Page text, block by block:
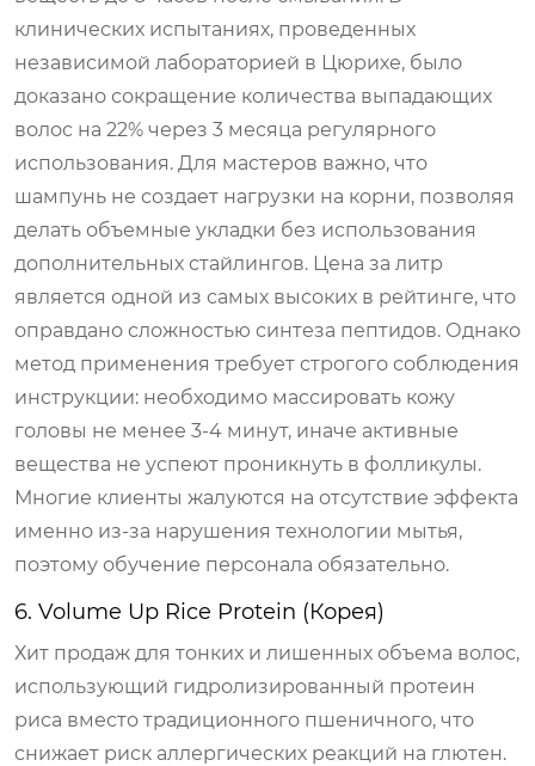
клинических испытаниях, проведенных
независимой лабораторией в Цюрихе, было
доказано сокращение количества выпадающих
волос на 22% через 3 месяца регулярного
использования. Для мастеров важно, что
шампунь не создает нагрузки на корни, позволяя
делать объемные укладки без использования
дополнительных стайлингов. Цена за литр
является одной из самых высоких в рейтинге, что
оправдано сложностью синтеза пептидов. Однако
метод применения требует строгого соблюдения
инструкции: необходимо массировать кожу
головы не менее 3-4 минут, иначе активные
вещества не успеют проникнуть в фолликулы.
Многие клиенты жалуются на отсутствие эффекта
именно из-за нарушения технологии мытья,
поэтому обучение персонала обязательно.
6. Volume Up Rice Protein (Корея)
Хит продаж для тонких и лишенных объема волос,
использующий гидролизированный протеин
риса вместо традиционного пшеничного, что
снижает риск аллергических реакций на глютен.